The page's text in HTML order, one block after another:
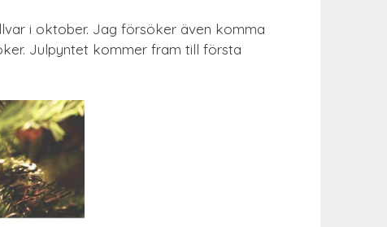
i oktober. Jag försöker även komma
Julpyntet kommer fram till första